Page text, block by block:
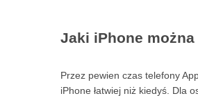
Jaki iPhone
Przez pewien czas telefony
iPhone łatwiej niż kiedyś. Dla